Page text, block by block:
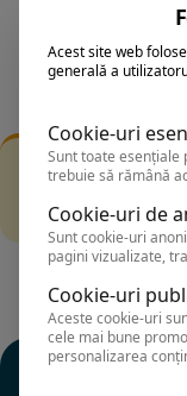
Filtrarea nu
alte fitre.
Acest site web
generală a
Cookie-uri
Sunt toate esențiale
trebuie să rămână
Cookie-uri de
Sunt cookie-uri
pagini vizualizate,
Cookie-uri
Aceste cookie-uri
cele mai bune
personalizarea